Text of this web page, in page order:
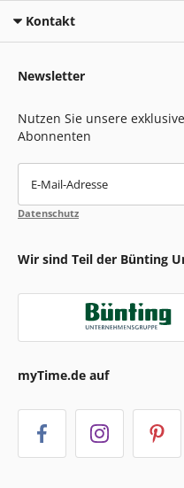
Kontakt
Newsletter
Nutzen Sie unsere
Abonnenten
E-Mail-Adresse
Datenschutz
Wir sind Teil der Bünting
myTime.de auf